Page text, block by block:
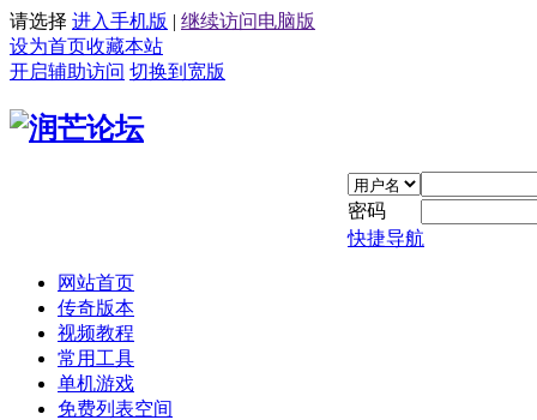
请选择 进入手机版 | 继续访问电脑版
设为首页收藏本站
开启辅助访问 切换到宽版
密码
快捷导航
网站首页
传奇版本
视频教程
常用工具
单机游戏
免费列表空间